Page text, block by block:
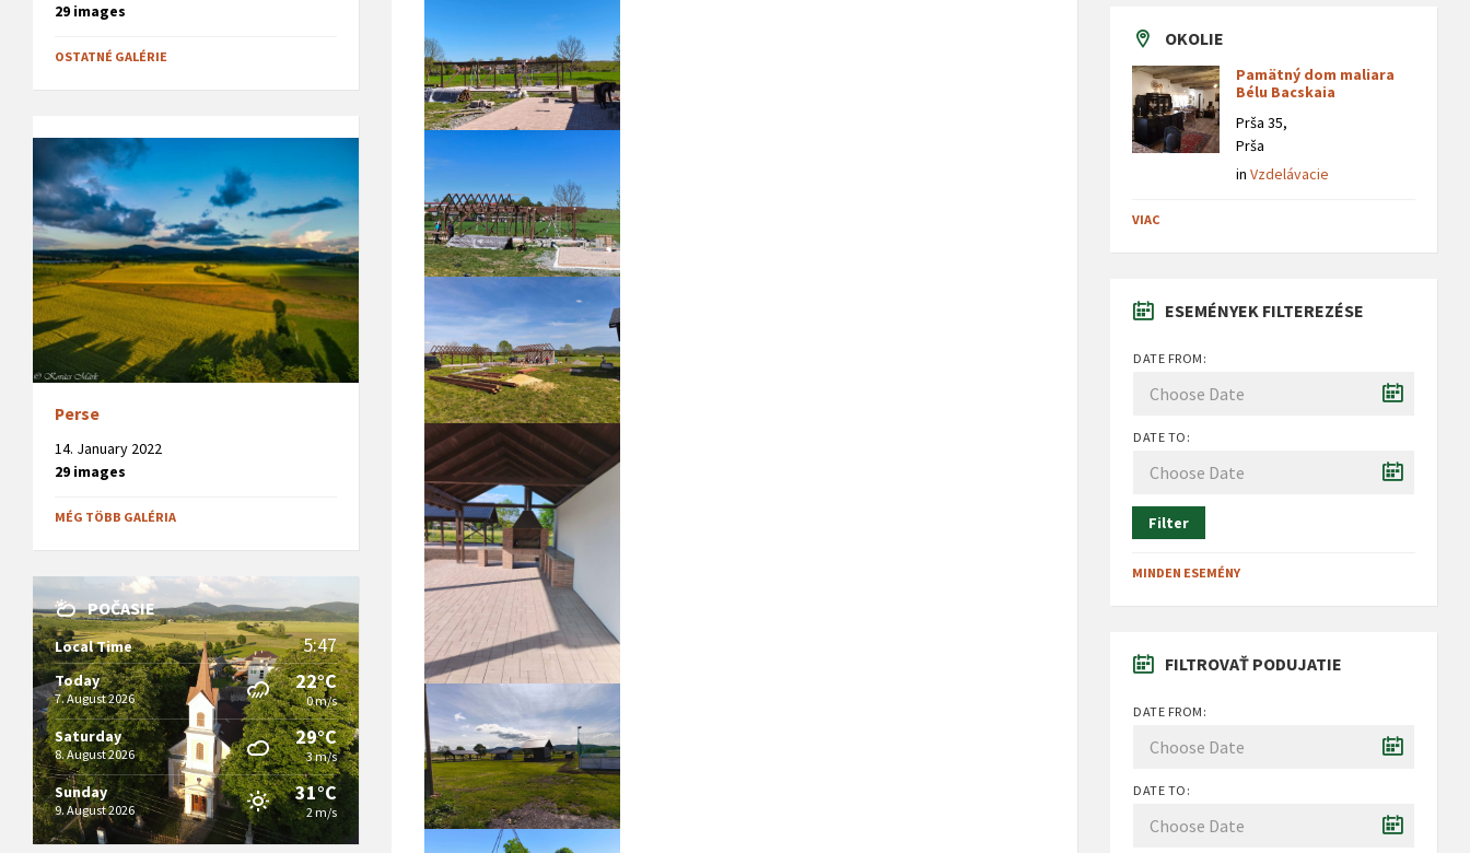
29 images
OSTATNÉ GALÉRIE
Perse
14. January 2022
29 images
MÉG TÖBB GALÉRIA
POČASIE
Local Time 5:47
Today
7. August 2026
22°C
0 m/s
Saturday
8. August 2026
29°C
3 m/s
Sunday
9. August 2026
31°C
2 m/s
OKOLIE
Pamätný dom maliara
Bélu Bacskaia
Prša 35,
Prša
inVzdelávacie
VIAC
ESEMÉNYEK FILTEREZÉSE
DATE FROM:
DATE TO:
Filter
MINDEN ESEMÉNY
FILTROVAŤ PODUJATIE
DATE FROM:
DATE TO: